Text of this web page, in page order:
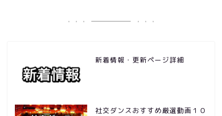
新着情報・更新ページ詳細
社交ダンスおすすめ厳選動画１０